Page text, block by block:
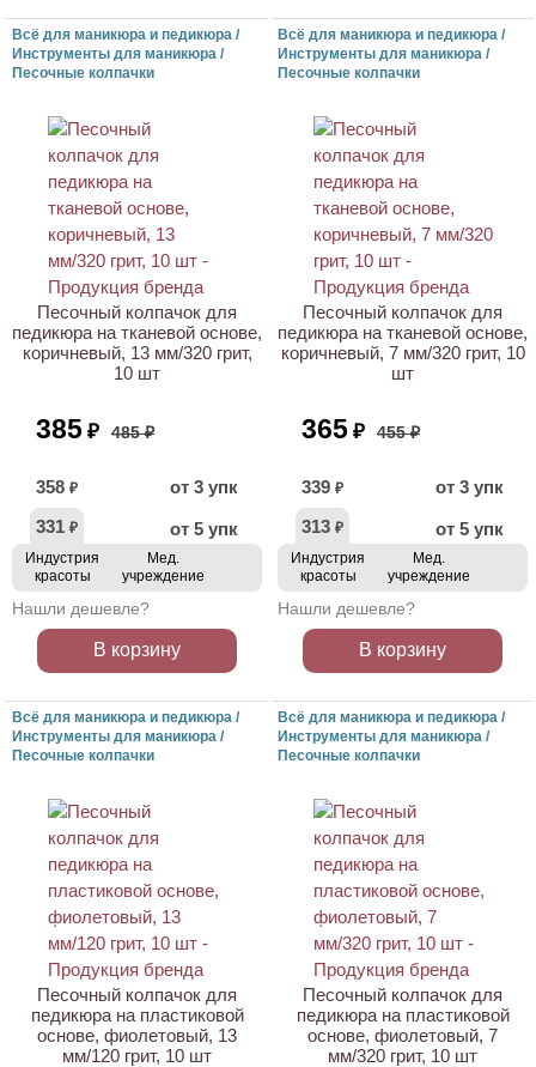
Всё для маникюра и педикюра /
Инструменты для маникюра /
Песочные колпачки
Песочный колпачок для
педикюра на тканевой основе,
коричневый, 13 мм/320 грит,
10 шт
385 ₽ 485 ₽
358 ₽
от 3 упк
331 ₽ от 5 упк
Индустрия
красоты
Мед.
учреждение
Нашли дешевле?
В корзину
Всё для маникюра и педикюра /
Инструменты для маникюра /
Песочные колпачки
Песочный колпачок для
педикюра на тканевой основе,
коричневый, 7 мм/320 грит, 10
шт
365 ₽ 455 ₽
339 ₽
от 3 упк
313 ₽ от 5 упк
Индустрия
красоты
Мед.
учреждение
Нашли дешевле?
В корзину
Всё для маникюра и педикюра /
Инструменты для маникюра /
Песочные колпачки
Песочный колпачок для
педикюра на пластиковой
основе, фиолетовый, 13
мм/120 грит, 10 шт
АКЦИЯ
Всё для маникюра и педикюра /
Инструменты для маникюра /
Песочные колпачки
Песочный колпачок для
педикюра на пластиковой
основе, фиолетовый, 7
мм/320 грит, 10 шт
АКЦИЯ